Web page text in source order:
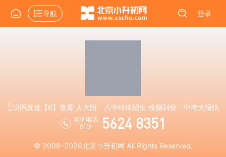
导航 登录
👆识码发送【6】查看 人大附、八中特殊招生 校额到校、中考大报纸
咨询电话:
010-
5624 8351
© 2008-2026北京小升初网 All Rights Reserved.